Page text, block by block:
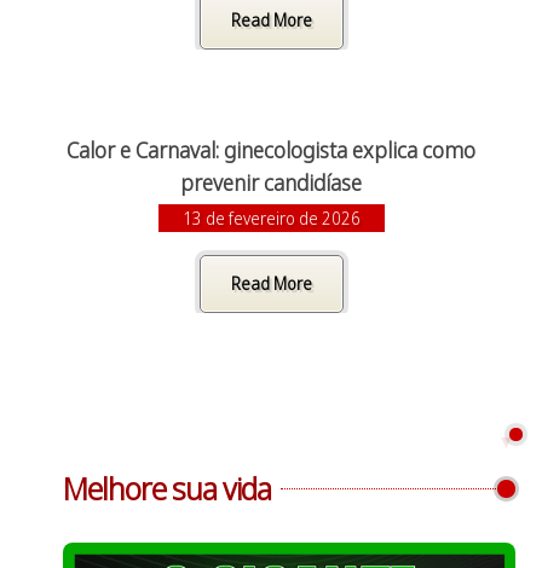
Read More
Calor e Carnaval: ginecologista explica como
prevenir candidíase
13 de fevereiro de 2026
Read More
Melhore sua vida